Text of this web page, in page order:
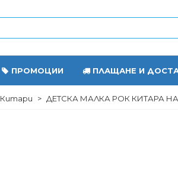
ПРОМОЦИИ ПЛАЩАНЕ И
Китари > ДЕТСКА МАЛКА РОК КИТАРА